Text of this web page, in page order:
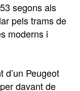
segons als
pels trams de
moderns i
d’un Peugeot
davant de